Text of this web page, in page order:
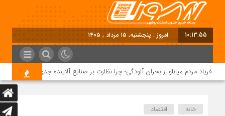
10:13:56 امروز : پنجشنبه, ۱۵ مرداد , ۱۴۰۵
فریاد مردم میانلو از بحران آلودگی؛ چرا نظارت بر صنایع آلاینده جدی نیست؟
خانه اقتصاد